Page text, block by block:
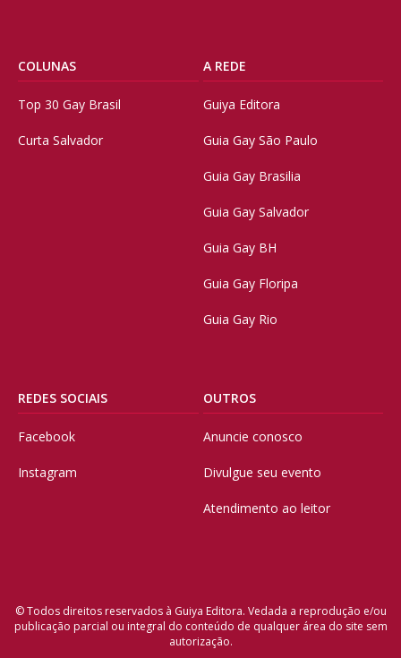
COLUNAS
Top 30 Gay Brasil
Curta Salvador
A REDE
Guiya Editora
Guia Gay São Paulo
Guia Gay Brasilia
Guia Gay Salvador
Guia Gay BH
Guia Gay Floripa
Guia Gay Rio
REDES SOCIAIS
Facebook
Instagram
OUTROS
Anuncie conosco
Divulgue seu evento
Atendimento ao leitor
© Todos direitos reservados à Guiya Editora. Vedada a reprodução e/ou
publicação parcial ou integral do conteúdo de qualquer área do site sem
autorização.